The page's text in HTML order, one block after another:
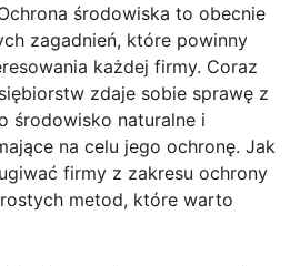
środowiska to obecnie
zagadnień, które powinny
każdej firmy. Coraz
zdaje sobie sprawę z
środowisko naturalne i
na celu jego ochronę. Jak
firmy z zakresu ochrony
metod, które warto